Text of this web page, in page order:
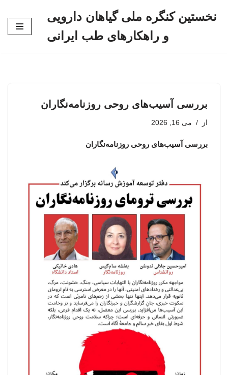
نخستین کنگره ملی گیاهان دارویی
و راهکارهای طب ایرانی
بررسی آسیب‌های روحی روزنامه‌نگاران
از می 16, 2026
بررسی آسیب‌های روحی روزنامه‌نگاران